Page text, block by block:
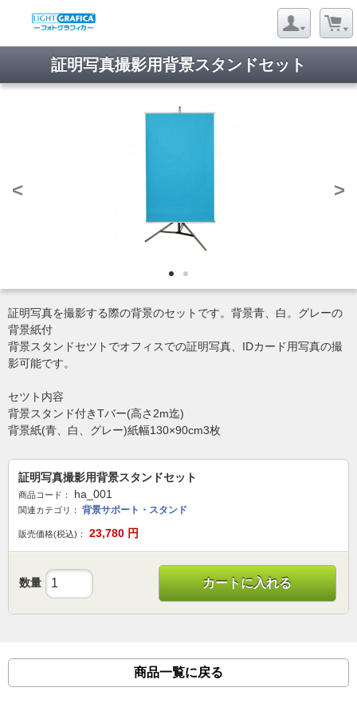
証明写真撮影用背景スタンドセット
< >
証明写真を撮影する際の背景のセットです。背景青、白。グレーの
背景紙付
背景スタンドセツトでオフィスでの証明写真、IDカード用写真の撮
影可能です。
セツト内容
背景スタンド付きTバー(高さ2m迄)
背景紙(青、白、グレー)紙幅130×90cm3枚
証明写真撮影用背景スタンドセット
商品コード： ha_001
関連カテゴリ： 背景サポート・スタンド
販売価格(税込)： 23,780 円
数量 カートに入れる
商品一覧に戻る